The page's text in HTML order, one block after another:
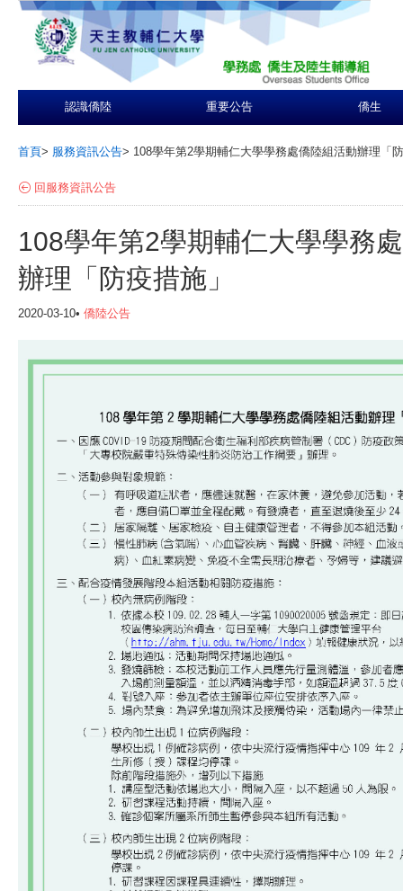
認識僑陸 重要公告 僑生
首頁> 服務資訊公告> 108學年第2學期輔仁大學學務處僑陸組活動辦理「
回服務資訊公告
108學年第2學期輔仁大學學務
辦理「防疫措施」
2020-03-10• 僑陸公告